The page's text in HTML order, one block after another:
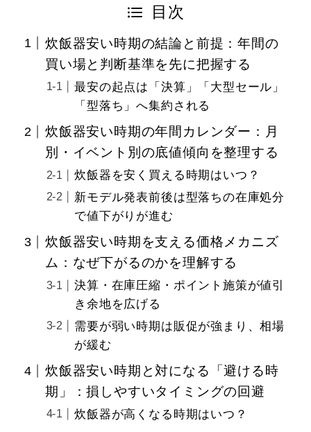
目次
炊飯器安い時期の結論と前提：年間の
買い場と判断基準を先に把握する
最安の起点は「決算」「大型セール」
「型落ち」へ集約される
炊飯器安い時期の年間カレンダー：月
別・イベント別の底値傾向を整理する
炊飯器を安く買える時期はいつ？
新モデル発表前後は型落ちの在庫処分
で値下がりが進む
炊飯器安い時期を支える価格メカニズ
ム：なぜ下がるのかを理解する
決算・在庫圧縮・ポイント施策が値引
き余地を広げる
需要が弱い時期は販促が強まり、相場
が緩む
炊飯器安い時期と対になる「避ける時
期」：損しやすいタイミングの回避
炊飯器が高くなる時期はいつ？